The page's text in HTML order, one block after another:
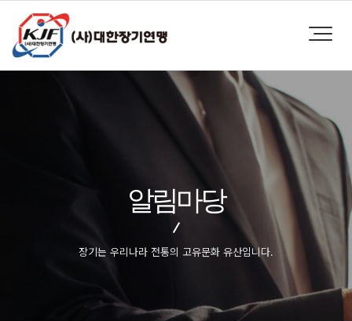
알림마당
장기는 우리나라 전통의 고유문화 유산입니다.